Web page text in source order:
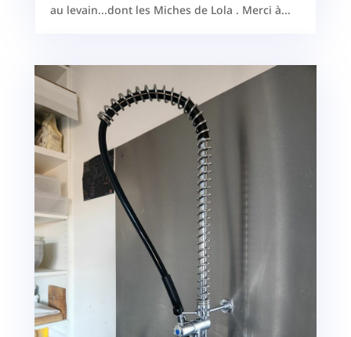
au levain...dont les Miches de Lola . Merci à...